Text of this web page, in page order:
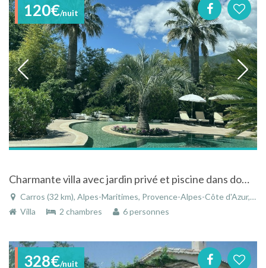
120€/nuit
Charmante villa avec jardin privé et piscine dans domaine privé à 15 km de Nice et de la mer
Carros (32 km), Alpes-Maritimes, Provence-Alpes-Côte d'Azur, France
Villa
2 chambres 6 personnes
328€/nuit